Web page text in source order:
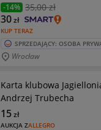
-14% 35,00 zł
KUP TERAZ
30zł
SPRZEDAJĄCY: OSOBA
Wrocław
Karta klubowa
Andrzej Trubecha
AUKCJA ZALLEGRO
15zł